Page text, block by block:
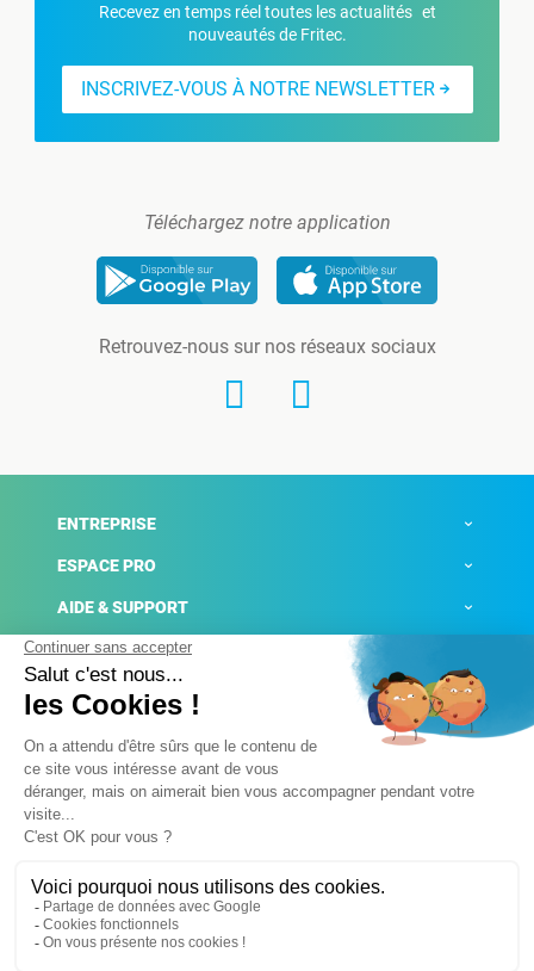
Recevez en temps réel toutes les actualités et
nouveautés de Fritec.
INSCRIVEZ-VOUS À NOTRE NEWSLETTER
Téléchargez notre application
Retrouvez-nous sur nos réseaux sociaux
ENTREPRISE
ESPACE PRO
AIDE & SUPPORT
ACTUALITÉS
Mentions légales
Conditions générales de ventes
Plateforme de signalement